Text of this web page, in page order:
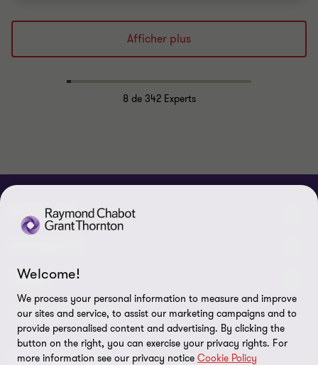
Afficher plus
8de 342 Experts
À PROPOS
Événements et webinaires
Responsabilité sociale d’entreprise (RSE)
Services
Carrières
Nouvelles / communiqués
Dans les médias
Réalisations
LÉGAL
Notes légales
Politique de confidentialité
CONNECTEZ SUR
Welcome!
We process your personal information to measure and improve
our sites and service, to assist our marketing campaigns and to
provide personalised content and advertising. By clicking the
button on the right, you can exercise your privacy rights. For
more information see our privacy notice Cookie Policy